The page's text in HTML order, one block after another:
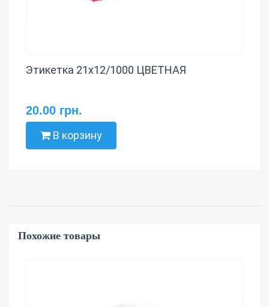
Этикетка 21х12/1000 ЦВЕТНАЯ
20.00 грн.
В корзину
Похожие товары